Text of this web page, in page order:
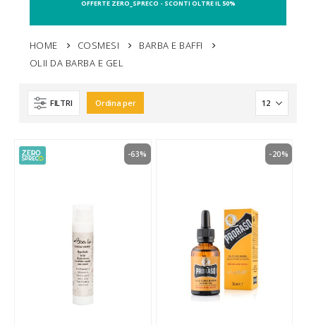
OFFERTE ZERO_SPRECO - SCONTI OLTRE IL 50%
HOME COSMESI
BARBA E BAFFI
OLII DA BARBA E GEL
FILTRI Ordina per
-63% -20%